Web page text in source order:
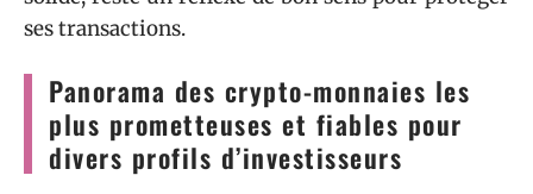
ses transactions.
Panorama des crypto-monnaies les
plus prometteuses et fiables pour
divers profils d’investisseurs